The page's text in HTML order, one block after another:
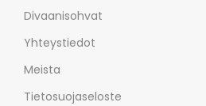
Divaanisohvat
Yhteystiedot
Meista
Tietosuojaseloste